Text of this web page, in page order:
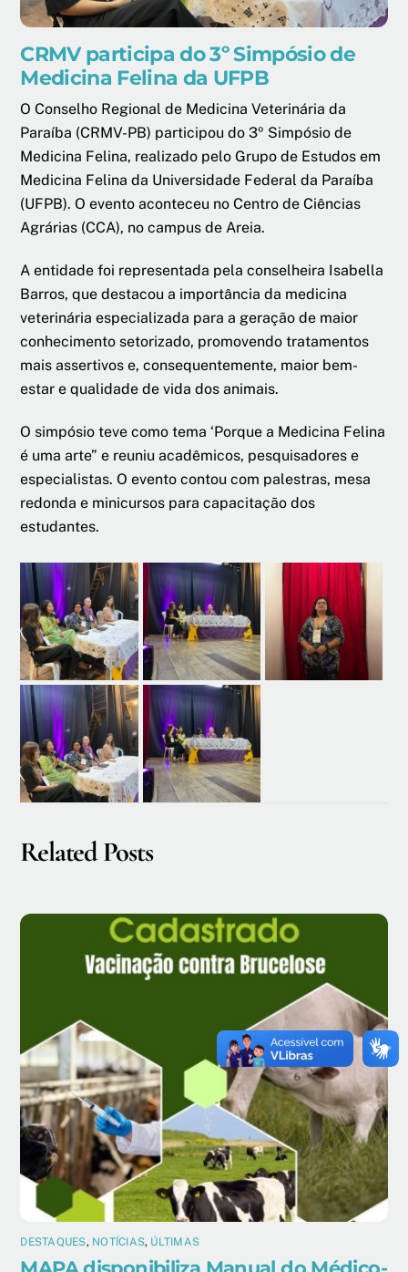
CRMV participa do 3º Simpósio de
Medicina Felina da UFPB
O Conselho Regional de Medicina Veterinária da
Paraíba (CRMV-PB) participou do 3º Simpósio de
Medicina Felina, realizado pelo Grupo de Estudos em
Medicina Felina da Universidade Federal da Paraíba
(UFPB). O evento aconteceu no Centro de Ciências
Agrárias (CCA), no campus de Areia.
A entidade foi representada pela conselheira Isabella
Barros, que destacou a importância da medicina
veterinária especializada para a geração de maior
conhecimento setorizado, promovendo tratamentos
mais assertivos e, consequentemente, maior bem-
estar e qualidade de vida dos animais.
O simpósio teve como tema ‘Porque a Medicina Felina
é uma arte” e reuniu acadêmicos, pesquisadores e
especialistas. O evento contou com palestras, mesa
redonda e minicursos para capacitação dos
estudantes.
Related Posts
DESTAQUES, NOTÍCIAS, ÚLTIMAS